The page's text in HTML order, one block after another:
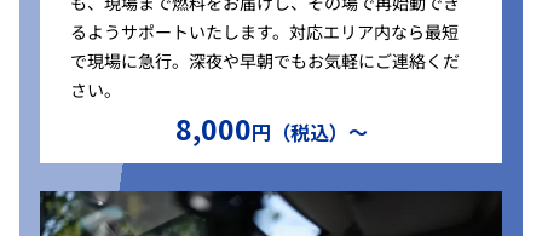
るようサポートいたします。対応エリア内なら最短
で現場に急行。深夜や早朝でもお気軽にご連絡くだ
さい。
8,000円（税込）〜